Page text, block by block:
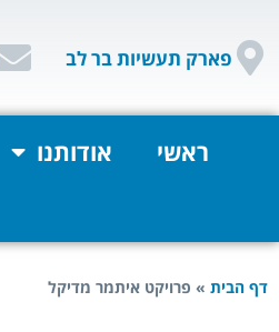
פארק תעשיות בר לב
ראשי אודותנו
דף הבית » פרויקט איתמר מדיקל